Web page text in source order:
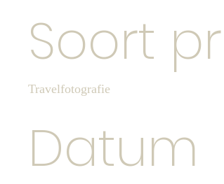
Soort
Travelfotografie
Datum